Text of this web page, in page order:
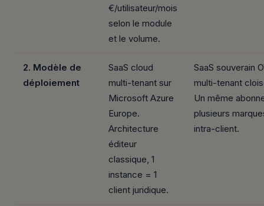
€/utilisateur/mois
selon le module
et le volume.
2. Modèle de
déploiement
SaaS cloud
multi-tenant sur
Microsoft Azure
Europe.
Architecture
éditeur
classique, 1
instance = 1
client juridique.
SaaS souverain
multi-tenant
Un même
plusieurs
intra-client.